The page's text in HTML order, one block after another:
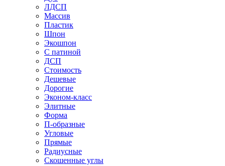
ЛДСП
Массив
Пластик
Шпон
Экошпон
С патиной
ДСП
Стоимость
Дешевые
Дорогие
Эконом-класс
Элитные
Форма
П-образные
Угловые
Прямые
Радиусные
Скошенные углы